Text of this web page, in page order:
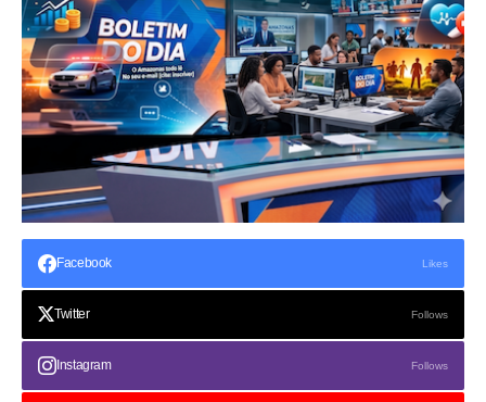
Facebook Likes
Twitter Follows
Instagram Follows